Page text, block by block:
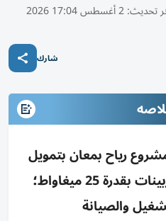
تحديث:2 أغسطس 17:04 2026
شارك
رياح بمعان بتمويل
«مصدر» لتركيب 5 توربينات بقدرة 25 ميغاواط؛
والصيانة